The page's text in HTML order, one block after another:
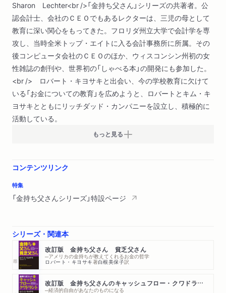
Sharon Lechter<br />「金持ち父さん」シリーズの共著者。公
認会計士、会社のＣＥＯでもあるレクターは、三児の母として
教育に深い関心をもってきた。フロリダ州立大学で会計学を専
攻し、当時全米トップ・エイトに入る会計事務所に所属。その
後コンピュータ会社のＣＥＯのほか、ウィスコンシン州初の女
性雑誌の創刊や、世界初の「しゃべる本」の開発にも参加した。
<br /> ロバート・キヨサキと出会い、今の学校教育に欠けて
いる「お金についての教育」を広めようと、ロバートとキム・キ
ヨサキとともにリッチダッド・カンパニーを設立し、積極的に
活動している。
もっと見る
コンテンツリンク
特集
「金持ち父さんシリーズ」特設ページ
シリーズ・関連本
改訂版 金持ち父さん 貧乏父さん
─アメリカの金持ちが教えてくれるお金の哲学
ロバート・キヨサキ著白根美保子訳
改訂版 金持ち父さんのキャッシュフロー・クワドラント
─経済的自由があなたのものになる